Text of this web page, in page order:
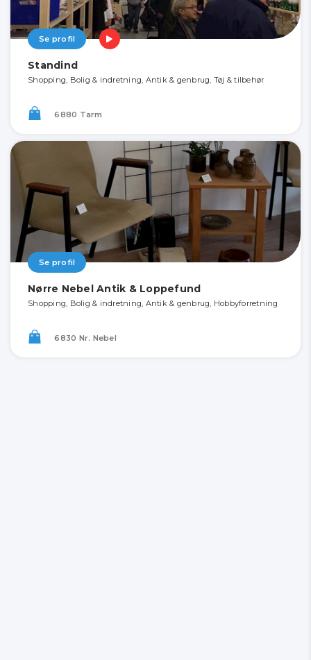
Se profil
Standind
Shopping, Bolig & indretning, Antik & genbrug, Tøj & tilbehør
6880 Tarm
Se profil
Nørre Nebel Antik & Loppefund
Shopping, Bolig & indretning, Antik & genbrug, Hobbyforretning
6830 Nr. Nebel